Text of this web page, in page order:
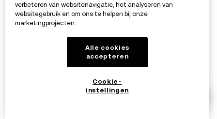
op de niveaus die je tijdens de configuratie hebt
ingesteld.
12. Wat is de Simple Earn-integratie met
Spot grid? Wat is het nut ervan?
verbeteren van websitenavigatie, het analyseren van
websitegebruik en om ons te helpen bij onze
marketingprojecten.
Alle cookies
accepteren
Cookie-
instellingen